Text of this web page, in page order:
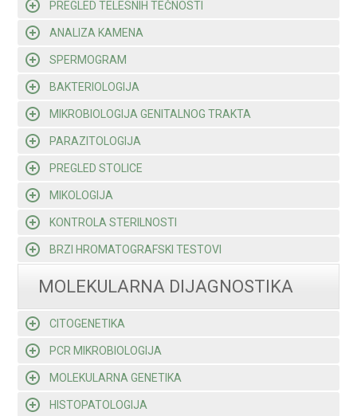
PREGLED TELESNIH TEČNOSTI
ANALIZA KAMENA
SPERMOGRAM
BAKTERIOLOGIJA
MIKROBIOLOGIJA GENITALNOG TRAKTA
PARAZITOLOGIJA
PREGLED STOLICE
MIKOLOGIJA
KONTROLA STERILNOSTI
BRZI HROMATOGRAFSKI TESTOVI
MOLEKULARNA DIJAGNOSTIKA
CITOGENETIKA
PCR MIKROBIOLOGIJA
MOLEKULARNA GENETIKA
HISTOPATOLOGIJA